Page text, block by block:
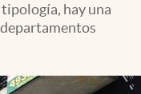
hay una